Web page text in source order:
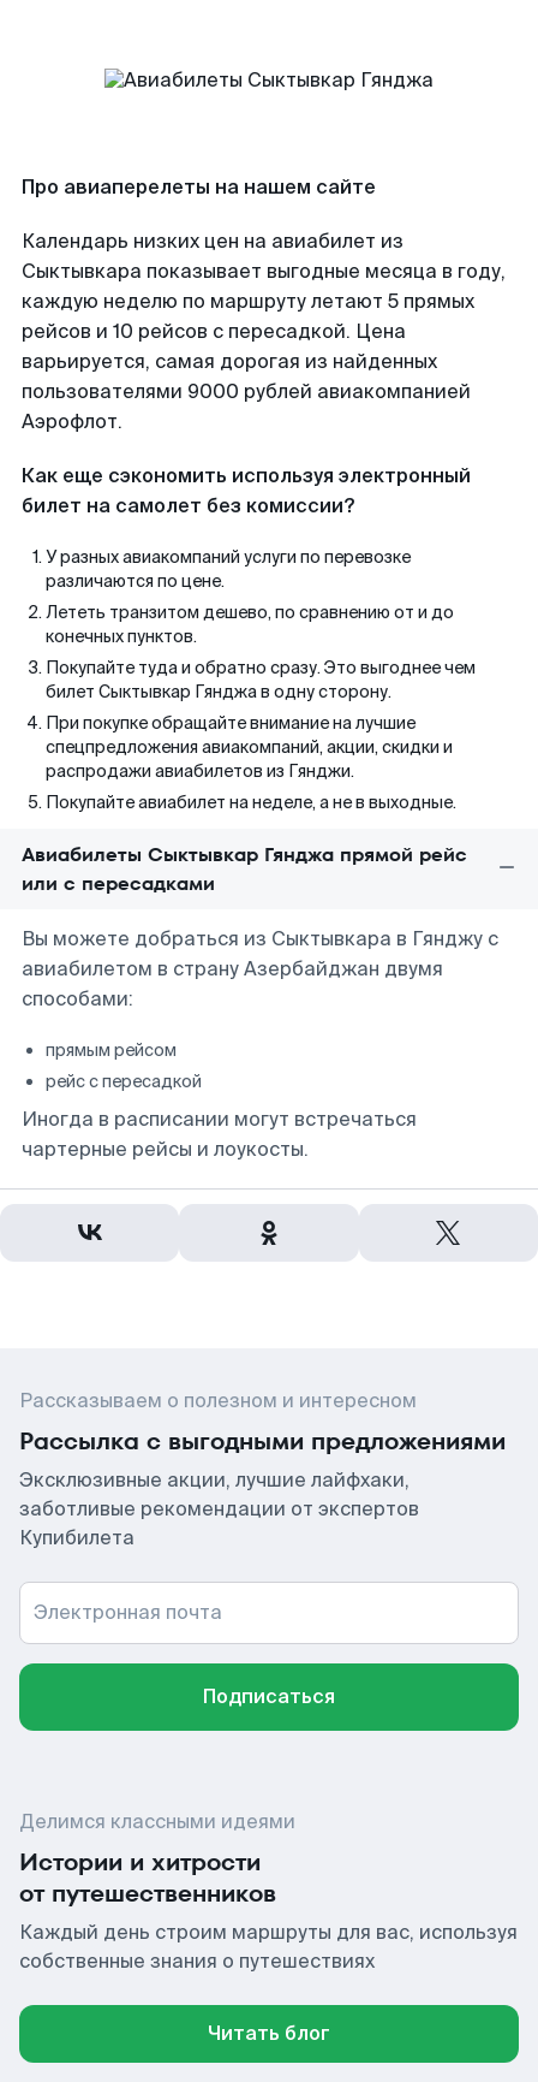
Про авиаперелеты на нашем сайте
Календарь низких цен на авиабилет из
Сыктывкара показывает выгодные месяца в году,
каждую неделю по маршруту летают 5 прямых
рейсов и 10 рейсов с пересадкой. Цена
варьируется, самая дорогая из найденных
пользователями 9000 рублей авиакомпанией
Аэрофлот.
Как еще сэкономить используя электронный
билет на самолет без комиссии?
У разных авиакомпаний услуги по перевозке
различаются по цене.
Лететь транзитом дешево, по сравнению от и до
конечных пунктов.
Покупайте туда и обратно сразу. Это выгоднее чем
билет Сыктывкар Гянджа в одну сторону.
При покупке обращайте внимание на лучшие
спецпредложения авиакомпаний, акции, скидки и
распродажи авиабилетов из Гянджи.
Покупайте авиабилет на неделе, а не в выходные.
Авиабилеты Сыктывкар Гянджа прямой рейс
или с пересадками
Вы можете добраться из Сыктывкара в Гянджу с
авиабилетом в страну Азербайджан двумя
способами:
прямым рейсом
рейс с пересадкой
Иногда в расписании могут встречаться
чартерные рейсы и лоукосты.
Рассказываем о полезном и интересном
Рассылка с выгодными предложениями
Эксклюзивные акции, лучшие лайфхаки,
заботливые рекомендации от экспертов
Купибилета
Электронная почта
Подписаться
Делимся классными идеями
Истории и хитрости
от путешественников
Каждый день строим маршруты для вас, используя
собственные знания о путешествиях
Читать блог